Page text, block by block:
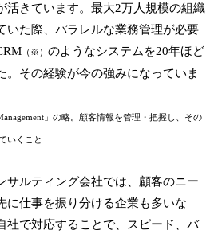
活きています。最大2万人規模の組織
いた際、パラレルな業務管理が必要
（※）のようなシステムを20年ほど
。その経験が今の強みになっていま
」の略。顧客情報を管理・把握し、その
いくこと
サルティング会社では、顧客のニー
に仕事を振り分ける企業も多いな
社で対応することで、スピード、バ